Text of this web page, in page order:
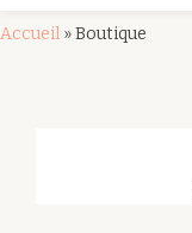
Accueil »Boutique